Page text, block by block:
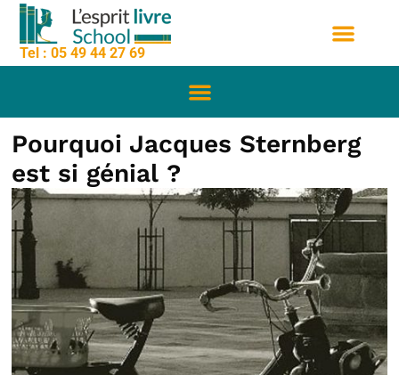
principal
Aller
contenu
Tel : 05 49 44 27 69
Pourquoi Jacques Sternberg
est si génial ?